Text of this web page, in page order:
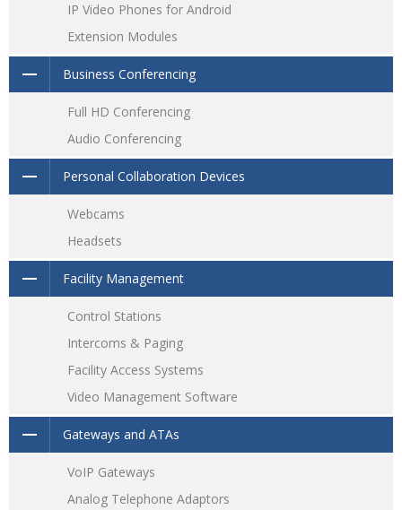
IP Video Phones for Android
Extension Modules
Business Conferencing
Full HD Conferencing
Audio Conferencing
Personal Collaboration Devices
Webcams
Headsets
Facility Management
Control Stations
Intercoms & Paging
Facility Access Systems
Video Management Software
Gateways and ATAs
VoIP Gateways
Analog Telephone Adaptors